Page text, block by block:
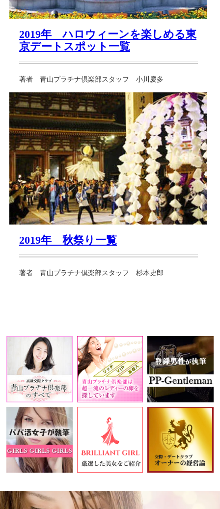
2019年 ハロウィーンを楽しめる東
京デートスポット一覧
著者 青山プラチナ倶楽部スタッフ 小川慶多
2019年 秋祭り一覧
著者 青山プラチナ倶楽部スタッフ 杉本史郎